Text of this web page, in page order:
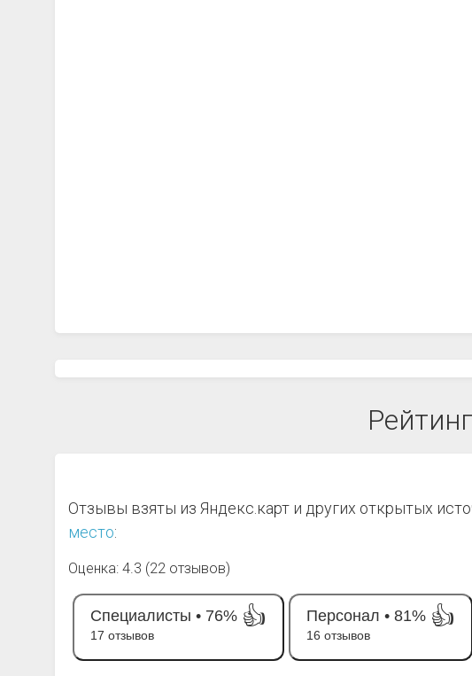
Отзывы взяты из Яндекс.карт и других открытых
место:
Оценка: 4.3 (22 отзывов)
Специалисты • 76% 👍
17 отзывов
Персонал • 81% 👍
16 отзывов